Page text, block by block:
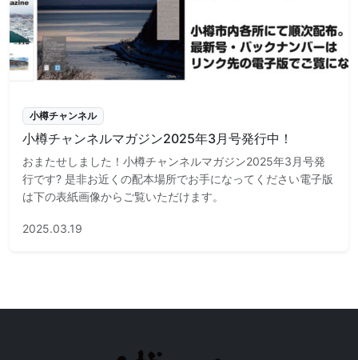
小樽チャンネル
小樽チャンネルマガジン2025年3月号発行中！
おまたせしました！小樽チャンネルマガジン2025年3月号発
行です? 是非お近くの配本場所でお手になってください電子版
は下の表紙画像からご覧いただけます。
2025.03.19